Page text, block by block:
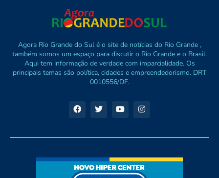
Agora Rio Grande do Sul é o site de notícias do Rio Grande ,
também somos um espaço para discutir o Rio Grande e o Brasil.
Aqui tem informação de verdade com imparcialidade. Os
principais temas são política, cidades e empreendedorismo. DRT
0010556/DF.